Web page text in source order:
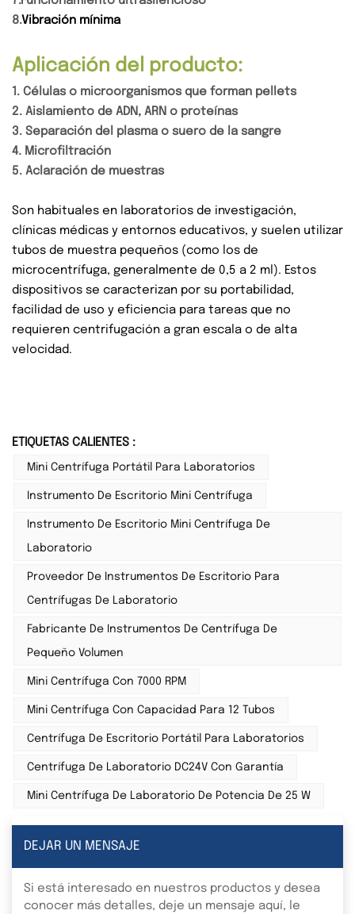
8.Vibración mínima
Aplicación del producto:
1. Células o microorganismos que forman pellets
2. Aislamiento de ADN, ARN o proteínas
3. Separación del plasma o suero de la sangre
4. Microfiltración
5. Aclaración de muestras
Son habituales en laboratorios de investigación,
clínicas médicas y entornos educativos, y suelen utilizar
tubos de muestra pequeños (como los de
microcentrífuga, generalmente de 0,5 a 2 ml). Estos
dispositivos se caracterizan por su portabilidad,
facilidad de uso y eficiencia para tareas que no
requieren centrifugación a gran escala o de alta
velocidad.
ETIQUETAS CALIENTES :
Mini Centrífuga Portátil Para Laboratorios
Instrumento De Escritorio Mini Centrífuga
Instrumento De Escritorio Mini Centrífuga De
Laboratorio
Proveedor De Instrumentos De Escritorio Para
Centrífugas De Laboratorio
Fabricante De Instrumentos De Centrífuga De
Pequeño Volumen
Mini Centrífuga Con 7000 RPM
Mini Centrífuga Con Capacidad Para 12 Tubos
Centrífuga De Escritorio Portátil Para Laboratorios
Centrífuga De Laboratorio DC24V Con Garantía
Mini Centrífuga De Laboratorio De Potencia De 25 W
DEJAR UN MENSAJE
Si está interesado en nuestros productos y desea
conocer más detalles, deje un mensaje aquí, le